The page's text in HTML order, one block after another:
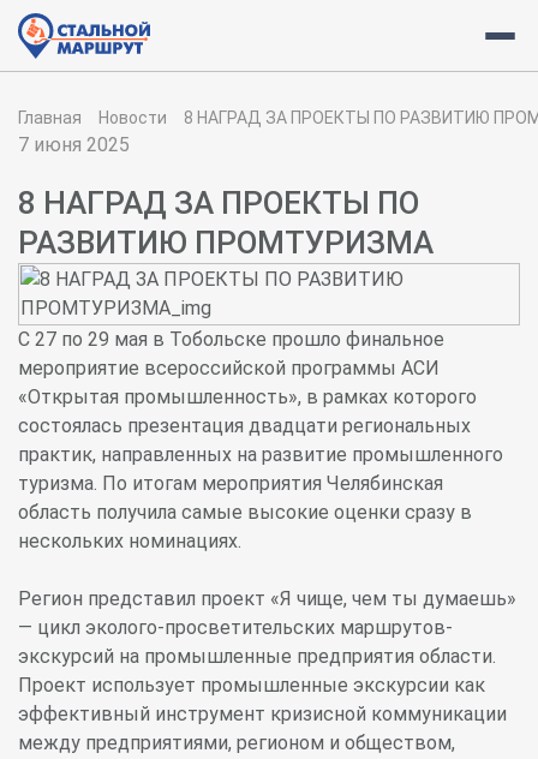
Главная Новости 8 НАГРАД ЗА ПРОЕКТЫ ПО РАЗВИТИЮ
7 июня 2025
8 НАГРАД ЗА ПРОЕКТЫ ПО
РАЗВИТИЮ ПРОМТУРИЗМА
С 27 по 29 мая в Тобольске прошло финальное
мероприятие всероссийской программы АСИ
«Открытая промышленность», в рамках которого
состоялась презентация двадцати региональных
практик, направленных на развитие промышленного
туризма. По итогам мероприятия Челябинская
область получила самые высокие оценки сразу в
нескольких номинациях.
Регион представил проект «Я чище, чем ты думаешь»
— цикл эколого-просветительских маршрутов-
экскурсий на промышленные предприятия области.
Проект использует промышленные экскурсии как
эффективный инструмент кризисной коммуникации
между предприятиями, регионом и обществом,